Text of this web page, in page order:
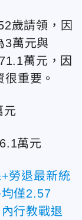
歲請領，因
3萬元與
萬元，因
重要。
元
萬元
勞退最新統
僅2.57
行教戰退